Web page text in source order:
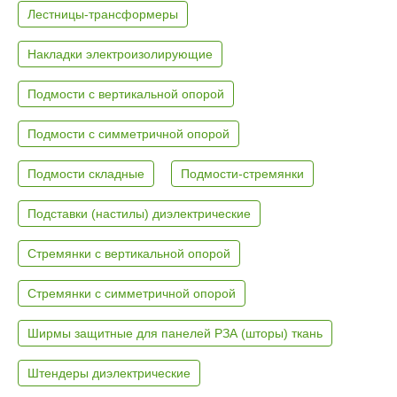
Лестницы-трансформеры
Накладки электроизолирующие
Подмости с вертикальной опорой
Подмости с симметричной опорой
Подмости складные Подмости-стремянки
Подставки (настилы) диэлектрические
Стремянки с вертикальной опорой
Стремянки с симметричной опорой
Ширмы защитные для панелей РЗА (шторы) ткань
Штендеры диэлектрические